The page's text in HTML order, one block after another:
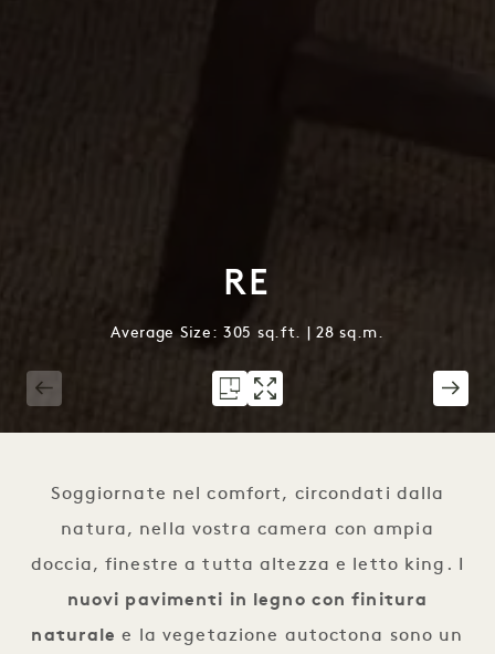
RE
Average Size: 305 sq.ft. | 28 sq.m.
Soggiornate nel comfort, circondati dalla
natura, nella vostra camera con ampia
doccia, finestre a tutta altezza e letto king. I
nuovi pavimenti in legno con finitura
naturale e la vegetazione autoctona sono un